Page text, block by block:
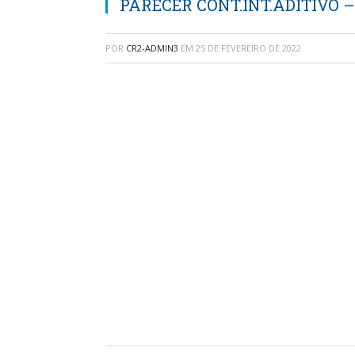
PARECER CONT.INT.ADITIVO
POR CR2-ADMIN3 EM 25 DE FEVEREIRO DE 2022